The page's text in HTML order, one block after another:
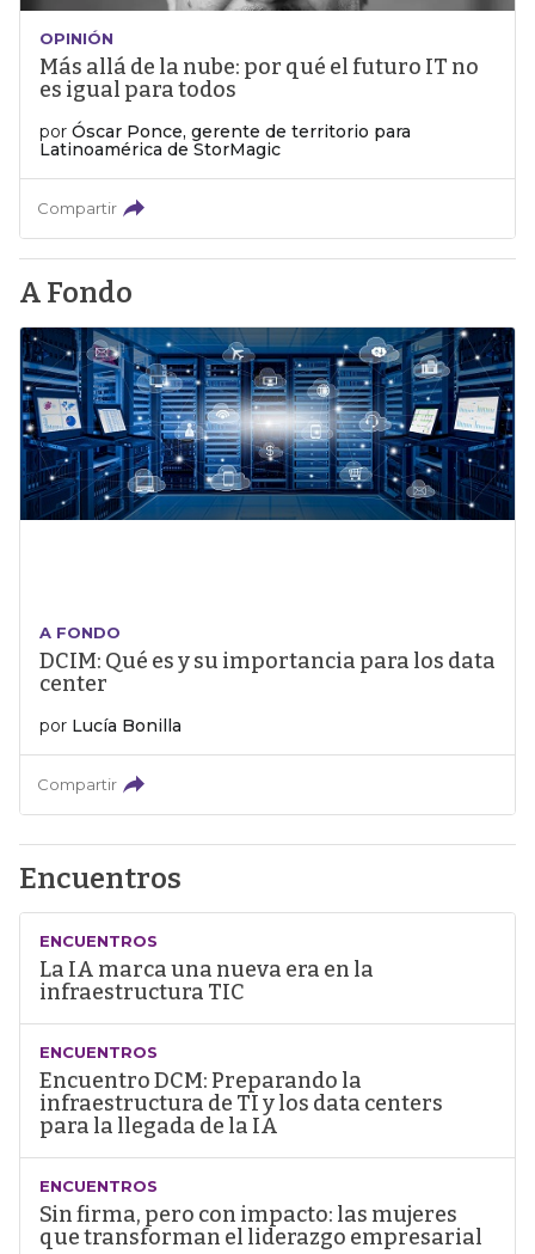
OPINIÓN
Más allá de la nube: por qué el futuro IT no
es igual para todos
por Óscar Ponce, gerente de territorio para
Latinoamérica de StorMagic
Compartir
A Fondo
A FONDO
DCIM: Qué es y su importancia para los data
center
por Lucía Bonilla
Compartir
Encuentros
ENCUENTROS
La IA marca una nueva era en la
infraestructura TIC
ENCUENTROS
Encuentro DCM: Preparando la
infraestructura de TI y los data centers
para la llegada de la IA
ENCUENTROS
Sin firma, pero con impacto: las mujeres
que transforman el liderazgo empresarial